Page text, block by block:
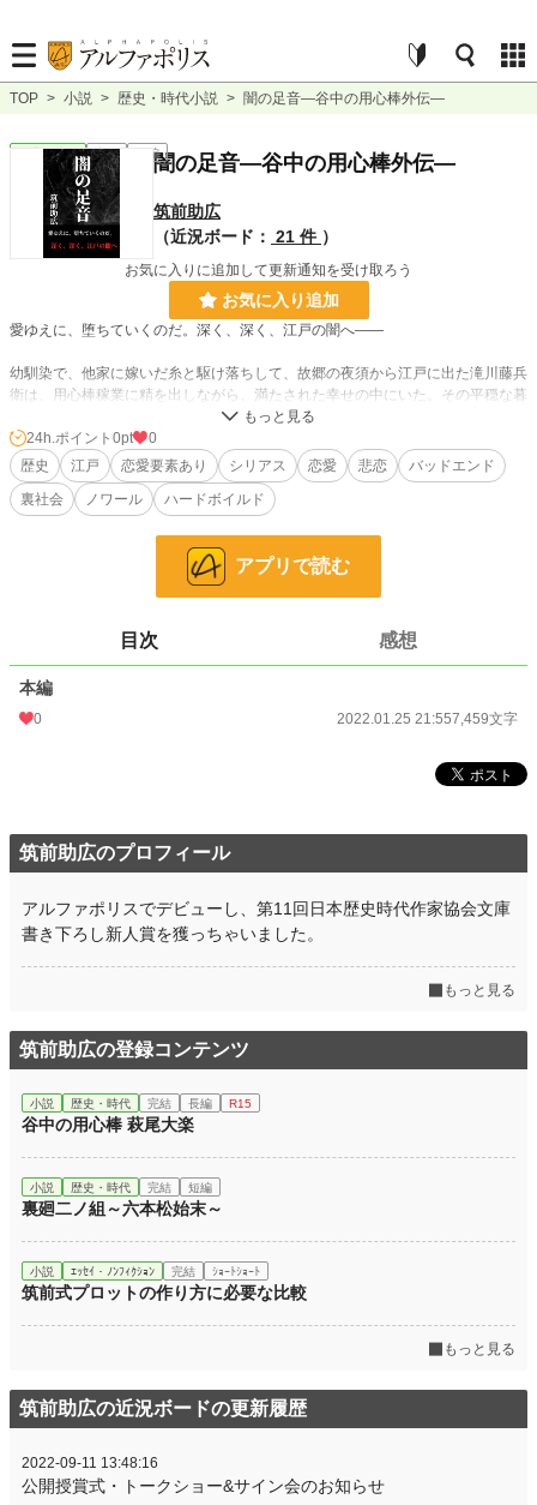
TOP > 小説 > 歴史・時代小説 > 闇の足音―谷中の用心棒外伝―
歴史・時代 完結 短編闇の足音―谷中の用心棒外伝―
筑前助広
（近況ボード： 21 件 ）
お気に入りに追加して更新通知を受け取ろう
お気に入り追加
愛ゆえに、堕ちていくのだ。深く、深く、江戸の闇へ――
幼馴染で、他家に嫁いだ糸と駆け落ちして、故郷の夜須から江戸に出た滝川藤兵
衛は、用心棒稼業に精を出しながら、満たされた幸せの中にいた。その平穏な暮
らしの最中、藤兵衛は糸の夫だった西春与一郎を、江戸で見掛ける。斬るしかな
い、と決めた藤兵衛の暮らしに、そっと闇の足音が忍び寄る――。
「谷中の用心棒 萩尾大楽～阿芙蓉抜け荷始末～」に繋がる大いなるプレリュー
ド！
228,623 位 / 228,623 件
3,219 位 / 3,219 件
24h.ポイント
文字数
初回完結日時 2022.01.25 21:55
月間ポイント 21 pt (99,984 位)
24h.ポイント 0pt
0
歴史
江戸 恋愛要素あり シリアス 恋愛 悲恋
バッドエンド
裏社会
ノワール ハードボイルド
アプリで読む
目次 感想
本編
0 2022.01.25 21:557,459文字
筑前助広のプロフィール
アルファポリスでデビューし、第11回日本歴史時代作家協会文庫
書き下ろし新人賞を獲っちゃいました。
もっと見る
筑前助広の登録コンテンツ
小説 歴史・時代 完結 長編 R15
谷中の用心棒 萩尾大楽
小説 歴史・時代 完結 短編
裏廻二ノ組～六本松始末～
小説 ｴｯｾｲ・ﾉﾝﾌｨｸｼｮﾝ 完結 ｼｮｰﾄｼｮｰﾄ
筑前式プロットの作り方に必要な比較
もっと見る
筑前助広の近況ボードの更新履歴
2022-09-11 13:48:16
公開授賞式・トークショー&サイン会のお知らせ